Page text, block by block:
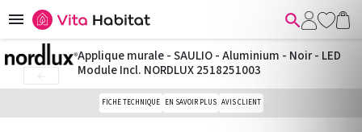
 
Applique murale - SAULIO - Aluminium - Noir - LED
Module Incl. NORDLUX 2518251003
FICHE TECHNIQUE EN SAVOIR PLUS AVIS CLIENT